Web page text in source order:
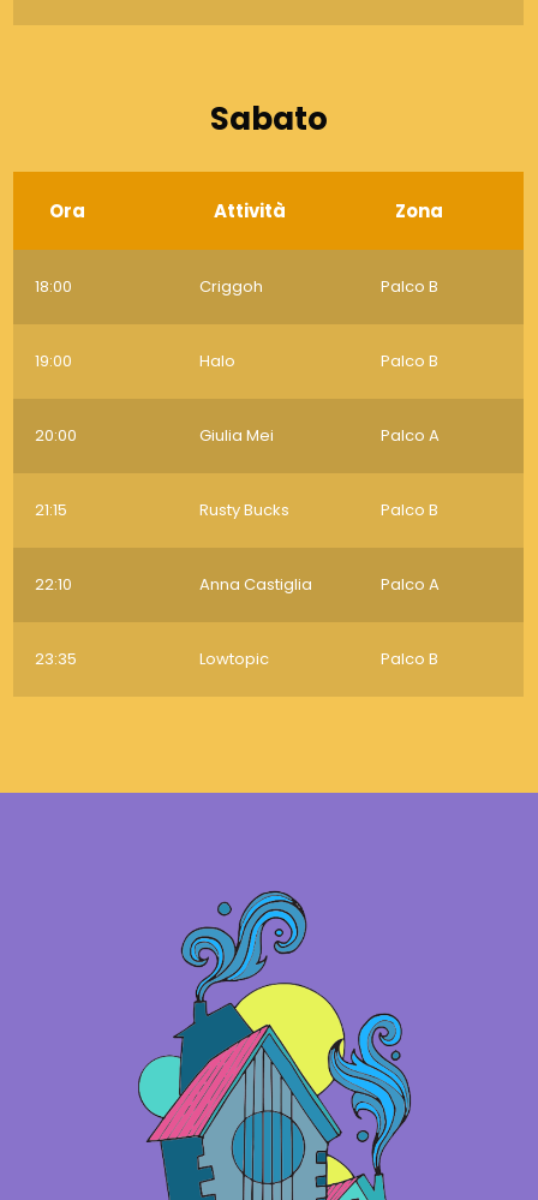
Sabato
Ora Attività Zona
18:00 Criggoh Palco B
19:00 Halo Palco B
20:00 Giulia Mei Palco A
21:15 Rusty Bucks Palco B
22:10 Anna Castiglia Palco A
23:35 Lowtopic Palco B